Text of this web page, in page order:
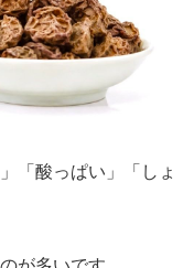
「酸っぱい」「しょ